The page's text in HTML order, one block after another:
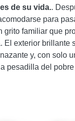
de su vida..
para
grito familiar que
El exterior brillante
y, con solo
pesadilla del